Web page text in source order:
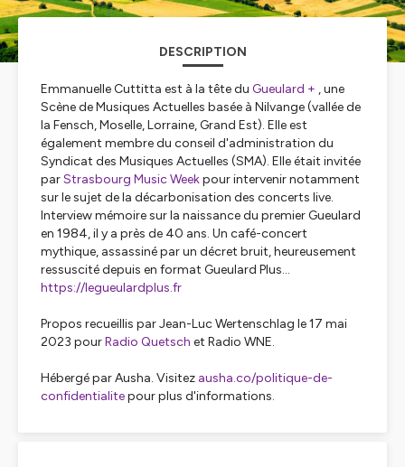
DESCRIPTION
Emmanuelle Cuttitta est à la tête du Gueulard + , une
Scène de Musiques Actuelles basée à Nilvange (vallée de
la Fensch, Moselle, Lorraine, Grand Est). Elle est
également membre du conseil d'administration du
Syndicat des Musiques Actuelles (SMA). Elle était invitée
parStrasbourg Music Weekpour intervenir notamment
sur le sujet de la décarbonisation des concerts live.
Interview mémoire sur la naissance du premier Gueulard
en 1984, il y a près de 40 ans. Un café-concert
mythique, assassiné par un décret bruit, heureusement
ressuscité depuis en format Gueulard Plus...
https://legueulardplus.fr
Propos recueillis par Jean-Luc Wertenschlag le 17 mai
2023 pourRadio Quetsch et Radio WNE.
Hébergé par Ausha. Visitez ausha.co/politique-de-
confidentialitepour plus d'informations.